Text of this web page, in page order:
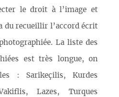
le droit à l’image et
du recueillir l’accord écrit
La liste des
est très longue, on
: Sarikeçilis, Kurdes
Lazes, Turques